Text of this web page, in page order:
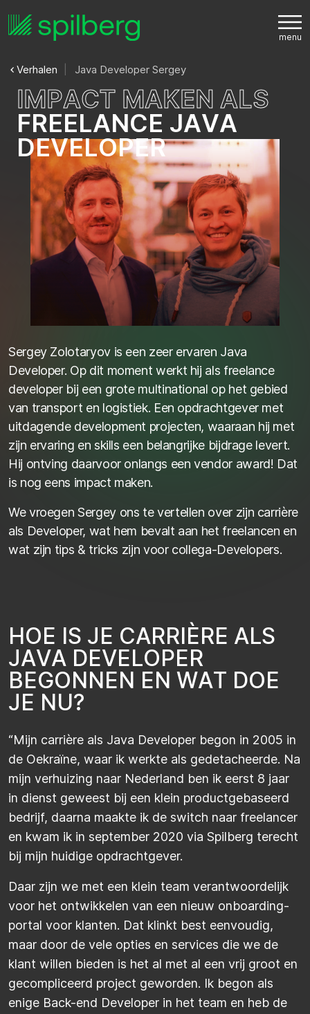
Verhalen Java Developer Sergey
IMPACT MAKEN ALS
FREELANCE JAVA
DEVELOPER
Sergey Zolotaryov is een zeer ervaren Java
Developer. Op dit moment werkt hij als freelance
developer bij een grote multinational op het gebied
van transport en logistiek. Een opdrachtgever met
uitdagende development projecten, waaraan hij met
zijn ervaring en skills een belangrijke bijdrage levert.
Hij ontving daarvoor onlangs een vendor award! Dat
is nog eens impact maken.
We vroegen Sergey ons te vertellen over zijn carrière
als Developer, wat hem bevalt aan het freelancen en
wat zijn tips & tricks zijn voor collega-Developers.
HOE IS JE CARRIÈRE ALS
JAVA DEVELOPER
BEGONNEN EN WAT DOE
JE NU?
​“Mijn carrière als Java Developer begon in 2005 in
de Oekraïne, waar ik werkte als gedetacheerde. Na
mijn verhuizing naar Nederland ben ik eerst 8 jaar
in dienst geweest bij een klein productgebaseerd
bedrijf, daarna maakte ik de switch naar freelancer
en kwam ik in september 2020 via Spilberg terecht
bij mijn huidige opdrachtgever.
Daar zijn we met een klein team verantwoordelijk
voor het ontwikkelen van een nieuw onboarding-
portal voor klanten. Dat klinkt best eenvoudig,
maar door de vele opties en services die we de
klant willen bieden is het al met al een vrij groot en
gecompliceerd project geworden. Ik begon als
enige Back-end Developer in het team en heb de